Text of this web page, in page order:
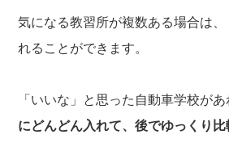
気になる教習所が複数ある場合は、
れることができます。
「いいな」と思った自動車学校が
にどんどん入れて、後でゆっくり